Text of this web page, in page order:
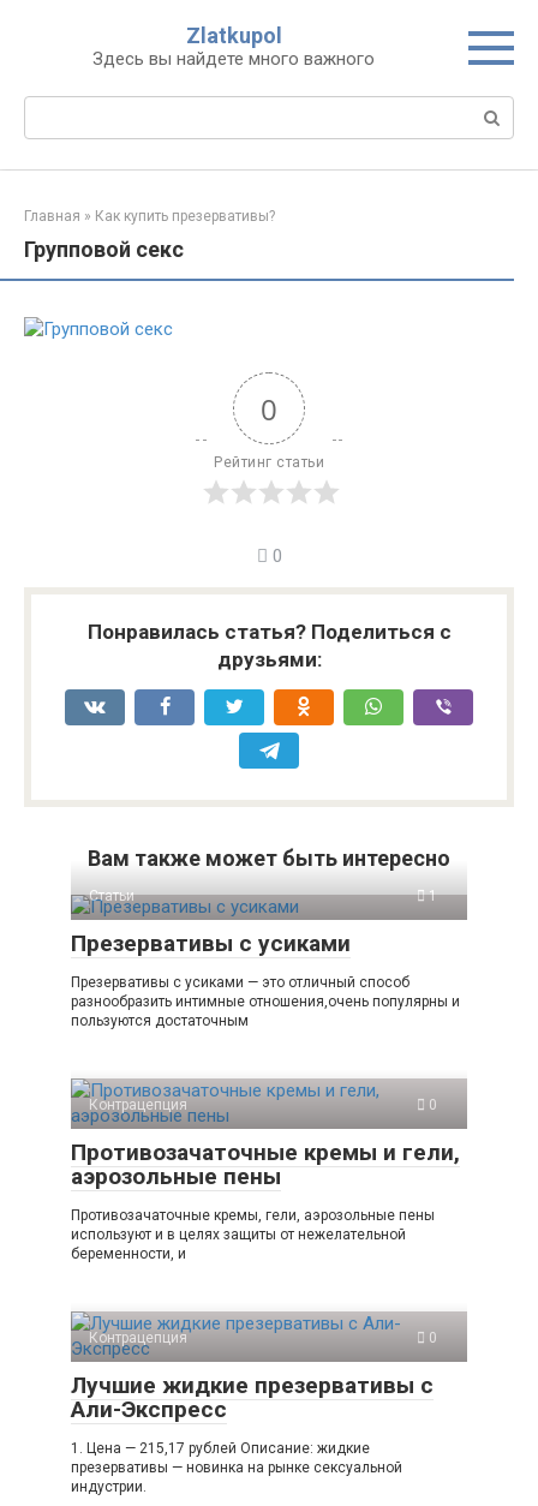
Zlatkupol
Здесь вы найдете много важного
Поиск:
Главная » Как купить презервативы?
Групповой секс
0
Рейтинг статьи
0
Понравилась статья? Поделиться с
друзьями:
Вам также может быть интересно
Статьи 1
Презервативы с усиками
Презервативы с усиками — это отличный способ
разнообразить интимные отношения,очень популярны и
пользуются достаточным
Контрацепция 0
Противозачаточные кремы и гели,
аэрозольные пены
Противозачаточные кремы, гели, аэрозольные пены
используют и в целях защиты от нежелательной
беременности, и
Контрацепция 0
Лучшие жидкие презервативы с
Али-Экспресс
1. Цена — 215,17 рублей Описание: жидкие
презервативы — новинка на рынке сексуальной
индустрии.